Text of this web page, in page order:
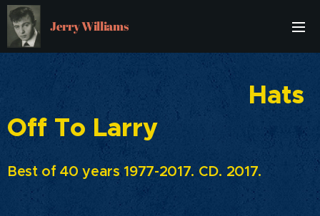
Jerry Williams
Hats
Off To Larry
Best of 40 years 1977-2017. CD. 2017.